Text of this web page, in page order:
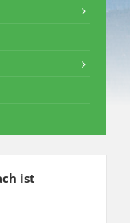
ist